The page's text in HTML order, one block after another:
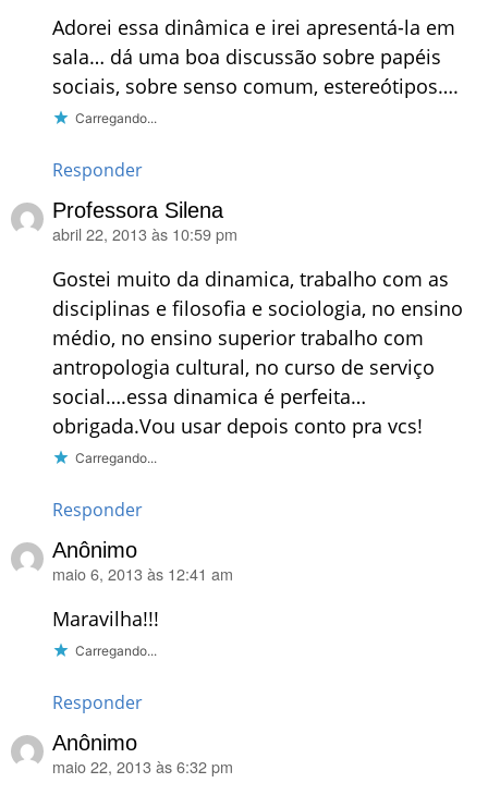
Adorei essa dinâmica e irei apresentá-la em
sala… dá uma boa discussão sobre papéis
sociais, sobre senso comum, estereótipos….
Carregando...
Responder
Professora Silena
disse:
abril 22, 2013 às 10:59 pm
Gostei muito da dinamica, trabalho com as
disciplinas e filosofia e sociologia, no ensino
médio, no ensino superior trabalho com
antropologia cultural, no curso de serviço
social….essa dinamica é perfeita…
obrigada.Vou usar depois conto pra vcs!
Carregando...
Responder
Anônimo
disse:
maio 6, 2013 às 12:41 am
Maravilha!!!
Carregando...
Responder
Anônimo
disse:
maio 22, 2013 às 6:32 pm